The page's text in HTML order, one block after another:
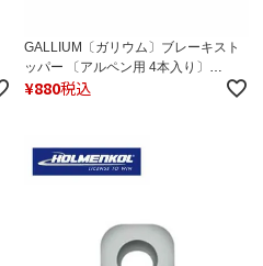
GALLIUM〔ガリウム〕ブレーキスト
ッパー 〔アルペン用 4本入り〕
TU0179 スキー スノーボード スノボ
¥880税込